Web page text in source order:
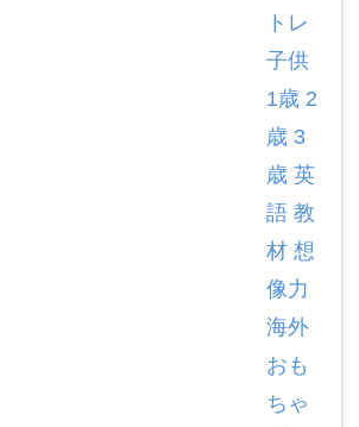
トレ
子供
1歳 2
歳 3
歳 英
語 教
材 想
像力
海外
おも
ちゃ